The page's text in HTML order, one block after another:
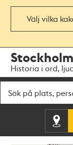
Välj vilka
navigationen
huvudinnehållet
Historia i ord,